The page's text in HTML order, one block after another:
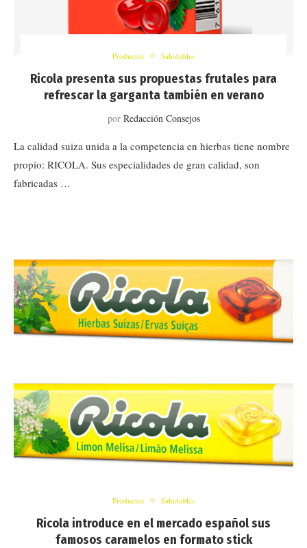
Productos Saludables
Ricola presenta sus propuestas frutales para
refrescar la garganta también en verano
por Redacción Consejos
La calidad suiza unida a la competencia en hierbas tiene nombre
propio: RICOLA. Sus especialidades de gran calidad, son
fabricadas …
Productos Saludables
Ricola introduce en el mercado español sus
famosos caramelos en formato stick